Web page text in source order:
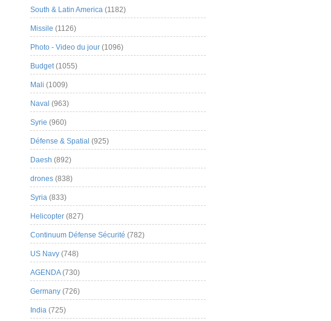
South & Latin America (1182)
Missile (1126)
Photo - Video du jour (1096)
Budget(1055)
Mali (1009)
Naval (963)
Syrie (960)
Défense & Spatial (925)
Daesh (892)
drones (838)
Syria (833)
Helicopter (827)
Continuum Défense Sécurité (782)
US Navy (748)
AGENDA(730)
Germany (726)
India (725)